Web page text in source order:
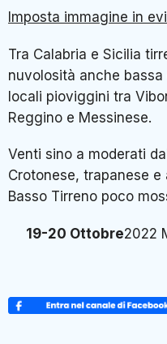
Imposta immagine in
Tra Calabria e Sicilia
nuvolosità anche
locali pioviggini tra
Reggino e Messinese.
Venti sino a moderati
Crotonese, trapanese
Basso Tirreno poco
19-20 Ottobre2022